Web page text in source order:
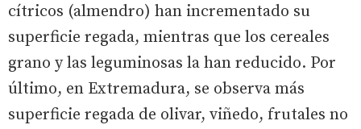
cítricos (almendro) han incrementado su
superficie regada, mientras que los cereales
grano y las leguminosas la han reducido. Por
último, en Extremadura, se observa más
superficie regada de olivar, viñedo, frutales no